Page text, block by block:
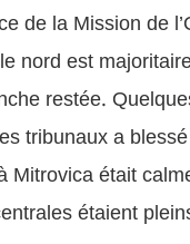
de la Mission de
nord est
restée.
tribunaux a
Mitrovica était
étaient